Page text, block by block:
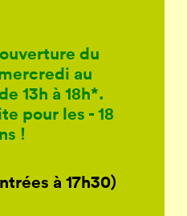
du
au
13h à 18h*.
pour les - 18
!
à 17h30)